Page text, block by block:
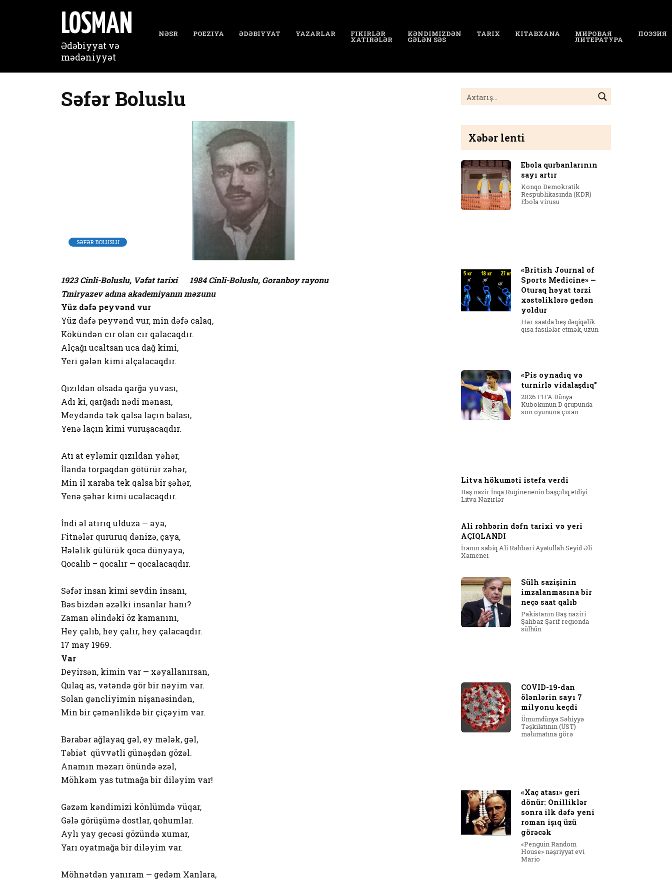
LOSMAN
Ədəbiyyat və
mədəniyyət
NƏSR POEZIYA ƏDƏBIYYAT YAZARLAR FIKIRLƏR
XATIRƏLƏR
KƏNDIMIZDƏN
GƏLƏN SƏS
TARIX KITABXANA МИРОВАЯ
ЛИТЕРАТУРА
ПОЭЗИЯ
Səfər Boluslu
SƏFƏR BOLUSLU
1923 Cinli-Boluslu, Vəfat tarixi 1984 Cinli-Boluslu, Goranboy rayonu
Tmiryazev adına akademiyanın məzunu
Yüz dəfə peyvənd vur
Yüz dəfə peyvənd vur, min dəfə calaq,
Kökündən cır olan cır qalacaqdır.
Alçağı ucaltsan uca dağ kimi,
Yeri gələn kimi alçalacaqdır.
Qızıldan olsada qarğa yuvası,
Adı ki, qarğadı nədi mənası,
Meydanda tək qalsa laçın balası,
Yenə laçın kimi vuruşacaqdır.
Atı at eyləmir qızıldan yəhər,
İlanda torpaqdan götürür zəhər,
Min il xaraba tek qalsa bir şəhər,
Yenə şəhər kimi ucalacaqdır.
İndi əl atırıq ulduza — aya,
Fitnələr qururuq dənizə, çaya,
Hələlik gülürük qoca dünyaya,
Qocalıb – qocalır — qocalacaqdır.
Səfər insan kimi sevdin insanı,
Bəs bizdən əzəlki insanlar hanı?
Zaman əlindəki öz kamanını,
Hey çalıb, hey çalır, hey çalacaqdır.
17 may 1969.
Var
Deyirsən, kimin var — xəyallanırsan,
Qulaq as, vətəndə gör bir nəyim var.
Solan gəncliyimin nişanəsindən,
Min bir çəmənlikdə bir çiçəyim var.
Bərabər ağlayaq gəl, ey mələk, gəl,
Təbiət qüvvətli günəşdən gözəl.
Anamın məzarı önündə əzəl,
Möhkəm yas tutmağa bir diləyim var!
Gəzəm kəndimizi könlümdə vüqar,
Gələ görüşümə dostlar, qohumlar.
Aylı yay gecəsi gözündə xumar,
Yarı oyatmağa bir diləyim var.
Möhnətdən yanıram — gedəm Xanlara,
Xəbər lenti
Ebola qurbanlarının
sayı artır
Konqo Demokratik
Respublikasında (KDR)
Ebola virusu
«British Journal of
Sports Medicine» —
Oturaq həyat tərzi
xəstəliklərə gedən
yoldur
Hər saatda beş dəqiqəlik
qısa fasilələr etmək, uzun
«Pis oynadıq və
turnirlə vidalaşdıq”
2026 FIFA Dünya
Kubokunun D qrupunda
son oyununa çıxan
Litva hökuməti istefa verdi
Baş nazir İnqa Ruginenenin başçılıq etdiyi
Litva Nazirlər
Ali rəhbərin dəfn tarixi və yeri
AÇIQLANDI
İranın sabiq Ali Rəhbəri Ayətullah Seyid Əli
Xamenei
Sülh sazişinin
imzalanmasına bir
neçə saat qalıb
Pakistanın Baş naziri
Şahbaz Şərif regionda
sülhün
COVID-19-dan
ölənlərin sayı 7
milyonu keçdi
Ümumdünya Səhiyyə
Təşkilatının (ÜST)
məlumatına görə
«Xaç atası» geri
dönür: Onilliklər
sonra ilk dəfə yeni
roman işıq üzü
görəcək
«Penguin Random
House» nəşriyyat evi
Mario